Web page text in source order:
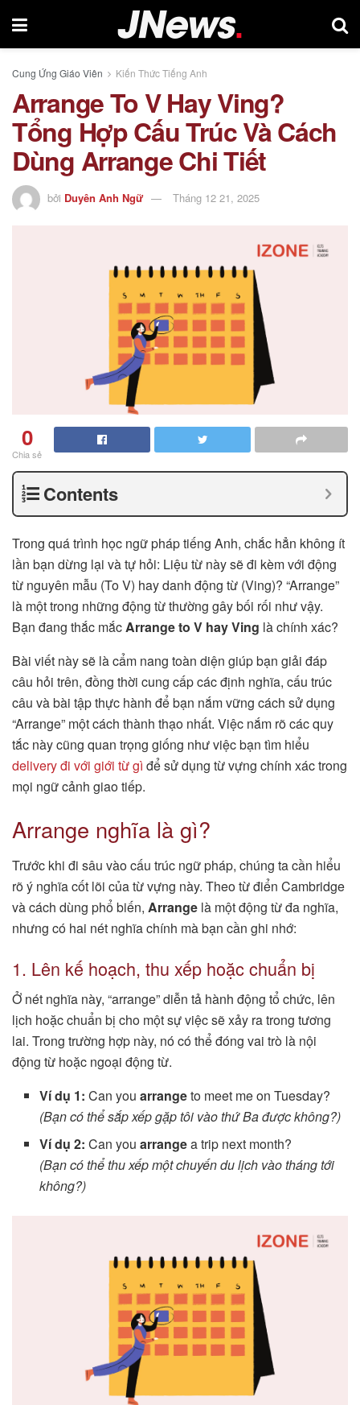
Cung Ứng Giáo Viên Kiến Thức Tiếng Anh
Arrange To V Hay Ving?
Tổng Hợp Cấu Trúc Và Cách
Dùng Arrange Chi Tiết
bởi Duyên Anh Ngữ Tháng 12 21, 2025
0
Chia sẻ
Contents
Trong quá trình học ngữ pháp tiếng Anh, chắc hẳn không ít
lần bạn dừng lại và tự hỏi: Liệu từ này sẽ đi kèm với động
từ nguyên mẫu (To V) hay danh động từ (Ving)? “Arrange”
là một trong những động từ thường gây bối rối như vậy.
Bạn đang thắc mắcArrange to V hay Ving là chính xác?
Bài viết này sẽ là cẩm nang toàn diện giúp bạn giải đáp
câu hỏi trên, đồng thời cung cấp các định nghĩa, cấu trúc
câu và bài tập thực hành để bạn nắm vững cách sử dụng
“Arrange” một cách thành thạo nhất. Việc nắm rõ các quy
tắc này cũng quan trọng giống như việc bạn tìm hiểu
delivery đi với giới từ gì để sử dụng từ vựng chính xác trong
mọi ngữ cảnh giao tiếp.
Arrange nghĩa là gì?
Trước khi đi sâu vào cấu trúc ngữ pháp, chúng ta cần hiểu
rõ ý nghĩa cốt lõi của từ vựng này. Theo từ điển Cambridge
và cách dùng phổ biến, Arrange là một động từ đa nghĩa,
nhưng có hai nét nghĩa chính mà bạn cần ghi nhớ:
1. Lên kế hoạch, thu xếp hoặc chuẩn bị
Ở nét nghĩa này, “arrange” diễn tả hành động tổ chức, lên
lịch hoặc chuẩn bị cho một sự việc sẽ xảy ra trong tương
lai. Trong trường hợp này, nó có thể đóng vai trò là nội
động từ hoặc ngoại động từ.
Ví dụ 1: Can youarrangeto meet me on Tuesday?
(Bạn có thể sắp xếp gặp tôi vào thứ Ba được không?)
Ví dụ 2: Can youarrangea trip next month?
(Bạn có thể thu xếp một chuyến du lịch vào tháng tới
không?)